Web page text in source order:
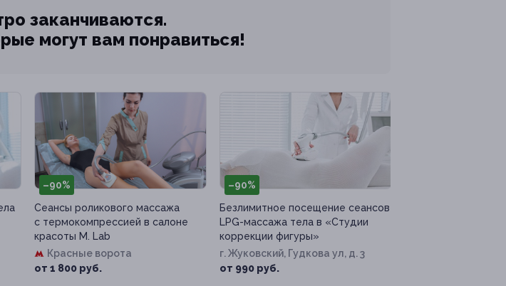
заканчиваются.
могут вам понравиться!
–90%
Сеансы роликового массажа
с термокомпрессией в салоне
красоты M. Lab
Красные ворота
от 1 800 руб.
–90%
Безлимитное посещение сеансов
LPG-массажа тела в «Студии
коррекции фигуры»
г. Жуковский, Гудкова ул, д. 3
от 990 руб.